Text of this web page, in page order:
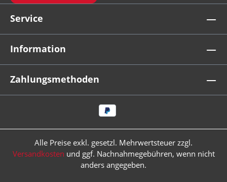
Service
Information
Zahlungsmethoden
Alle Preise exkl. gesetzl. Mehrwertsteuer zzgl.
Versandkosten und ggf. Nachnahmegebühren, wenn nicht
anders angegeben.